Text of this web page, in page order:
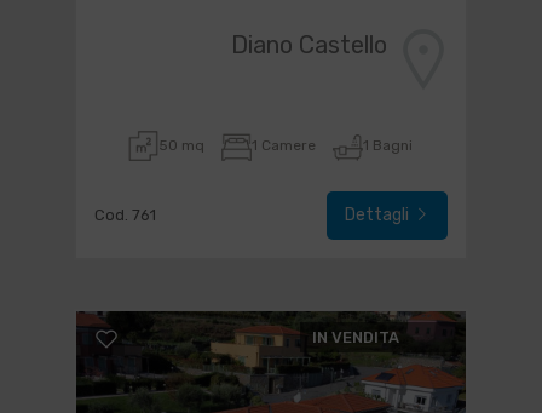
Diano Castello
50 mq 1 Camere 1 Bagni
Cod. 761 Dettagli
IN VENDITA